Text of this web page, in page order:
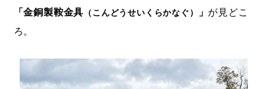
「金銅製鞍金具 （こんどうせいくらかなぐ） 」 が見どこ
ろ。